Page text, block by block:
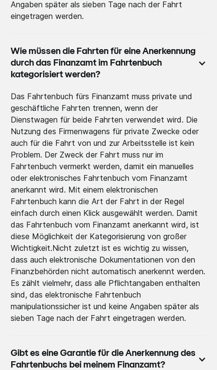
Angaben später als sieben Tage nach der Fahrt
eingetragen werden.
Wie müssen die Fahrten für eine Anerkennung
durch das Finanzamt im Fahrtenbuch
kategorisiert werden?
Das Fahrtenbuch fürs Finanzamt muss private und
geschäftliche Fahrten trennen, wenn der
Dienstwagen für beide Fahrten verwendet wird. Die
Nutzung des Firmenwagens für private Zwecke oder
auch für die Fahrt von und zur Arbeitsstelle ist kein
Problem. Der Zweck der Fahrt muss nur im
Fahrtenbuch vermerkt werden, damit ein manuelles
oder elektronisches Fahrtenbuch vom Finanzamt
anerkannt wird. Mit einem elektronischen
Fahrtenbuch kann die Art der Fahrt in der Regel
einfach durch einen Klick ausgewählt werden. Damit
das Fahrtenbuch vom Finanzamt anerkannt wird, ist
diese Möglichkeit der Kategorisierung von großer
Wichtigkeit.Nicht zuletzt ist es wichtig zu wissen,
dass auch elektronische Dokumentationen von den
Finanzbehörden nicht automatisch anerkennt werden.
Es zählt vielmehr, dass alle Pflichtangaben enthalten
sind, das elektronische Fahrtenbuch
manipulationssicher ist und keine Angaben später als
sieben Tage nach der Fahrt eingetragen werden.
Gibt es eine Garantie für die Anerkennung des
Fahrtenbuchs bei meinem Finanzamt?